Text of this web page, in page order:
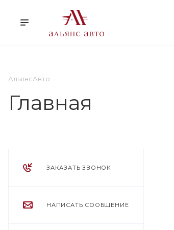
АльянсАвто
Главная
ЗАКАЗАТЬ ЗВОНОК
НАПИСАТЬ СООБЩЕНИЕ